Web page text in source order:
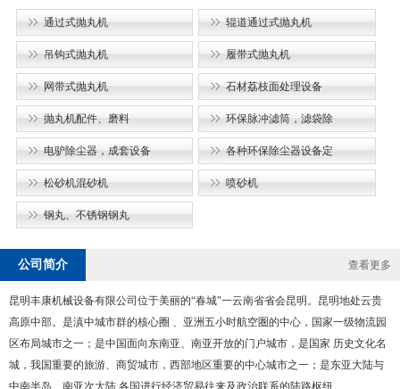
通过式抛丸机 辊道通过式抛丸机
吊钩式抛丸机 履带式抛丸机
网带式抛丸机 石材荔枝面处理设备
抛丸机配件、磨料 环保脉冲滤筒，滤袋除
电驴除尘器，成套设备 各种环保除尘器设备定
松砂机混砂机 喷砂机
钢丸、不锈钢钢丸
公司简介 查看更多
昆明丰康机械设备有限公司位于美丽的“春城"一云南省省会昆明。昆明地处云贵
高原中部。是滇中城市群的核心圈 、亚洲五小时航空圏的中心，国家一级物流园
区布局城市之一；是中国面向东南亚、南亚开放的门户城市，是国家 历史文化名
城，我国重要的旅游、商贸城市，西部地区重要的中心城市之一；是东亚大陆与
中南半岛、南亚次大陆 各国进行经济贸易往来及政治联系的陆路枢纽。